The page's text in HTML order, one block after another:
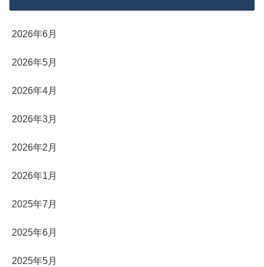
2026年6月
2026年5月
2026年4月
2026年3月
2026年2月
2026年1月
2025年7月
2025年6月
2025年5月